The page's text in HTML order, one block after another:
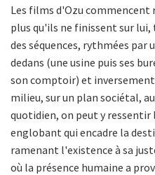
Les films d'Ozu
plus qu'ils ne finissent sur
des séquences, rythmées par
dedans (une usine puis ses
son comptoir) et
milieu, sur un plan sociétal,
quotidien, on peut y
englobant qui encadre la
ramenant l'existence à sa
où la présence humaine a